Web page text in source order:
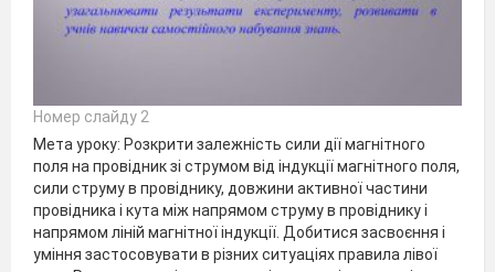
Номер слайду 2
Мета уроку: Розкрити залежність сили дії магнітного
поля на провідник зі струмом від індукції магнітного поля,
сили струму в провіднику, довжини активної частини
провідника і кута між напрямом струму в провіднику і
напрямом ліній магнітної індукції. Добитися засвоєння і
уміння застосовувати в різних ситуаціях правила лівої